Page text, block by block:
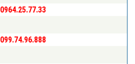
0964.25.77.33
099.74.96.888